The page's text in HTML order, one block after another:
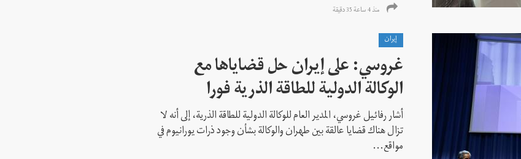
منذ 4 ساعة 35 دقیقة
إيران
غروسي: على إيران حل قضاياها مع
الوكالة الدولية للطاقة الذرية فورا
أشار رفائيل غروسي، المدير العام للوكالة الدولية للطاقة الذرية، إلى أنه لا
تزال هناك قضايا عالقة بين طهران والوكالة بشأن وجود ذرات يورانيوم في
مواقع...